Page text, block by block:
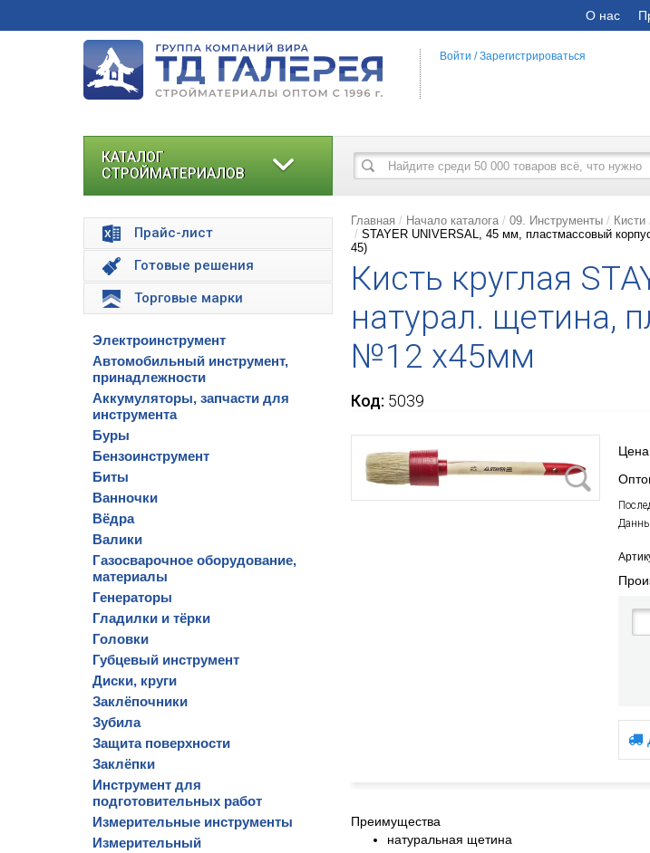
О нас
Войти /Зарегистрироваться
КАТАЛОГ
СТРОЙМАТЕРИАЛОВ
Прайс-лист
Готовые решения
Торговые марки
Электроинструмент
Автомобильный инструмент,
принадлежности
Аккумуляторы, запчасти для
инструмента
Буры
Бензоинструмент
Биты
Ванночки
Вёдра
Валики
Газосварочное оборудование,
материалы
Генераторы
Гладилки и тёрки
Головки
Губцевый инструмент
Диски, круги
Заклёпочники
Зубила
Защита поверхности
Заклёпки
Инструмент для
подготовительных работ
Измерительные инструменты
Измерительный
Главная Начало каталога 09. Инструменты Кисти
STAYER UNIVERSAL, 45 мм, пластмассовый
45)
Кисть круглая
натурал. щетина,
№12 x45мм
Код: 5039
Цена
Преимущества
натуральная щетина